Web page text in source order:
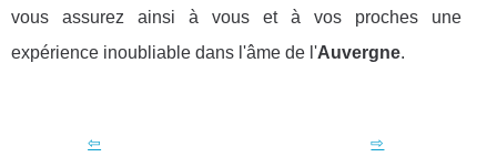
vous assurez ainsi à vous et à vos proches une
expérience inoubliable dans l'âme de l'Auvergne.